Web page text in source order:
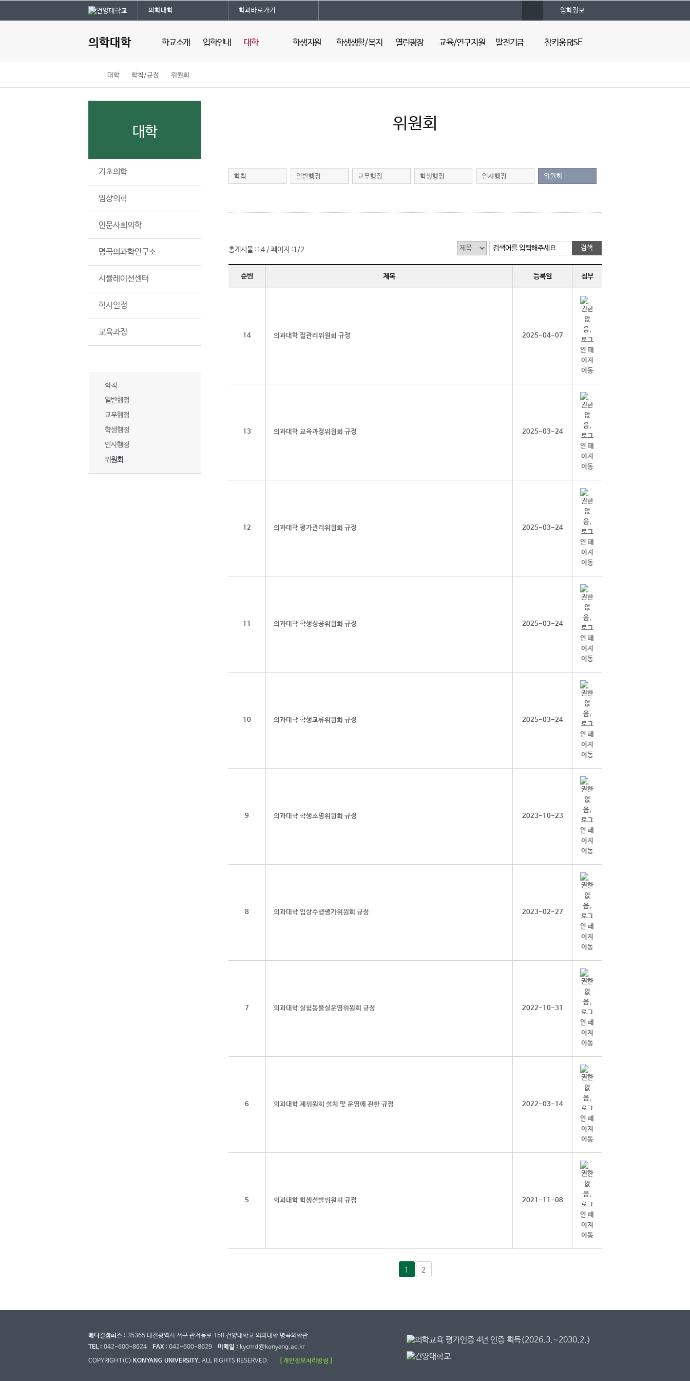
의학대학 학과바로가기 입학정보
의학대학 학교소개
의과대학 소개
조직안내
캠퍼스안내
입학안내
진로체험
대학
임상의학
학생지원
학생상담
학생생활/복지
장학제도
열린광장
의대소식
언론속의 건양
교육/연구지원
교수개발프로그램
발전기금
기부자 예우
참키움 RISE
의대혁신지원사업 소개
페
이
대학 학칙/규정 위원회
대학
기초의학
임상의학
인문사회의학
명곡의과학연구소
시뮬레이션센터
학사일정
교육과정
학칙
일반행정
교무행정
학생행정
인사행정
위원회
위원회
학칙 일반행정 교무행정 학생행정 인사행정 위원회
총게시물 :14 /페이지 :1/2 검색어를 입력해주세요.
순번 제목 등록일 첨부
14 의과대학 질관리위원회 규정 2025-04-07
13 의과대학 교육과정위원회 규정 2025-03-24
12 의과대학 평가관리위원회 규정 2025-03-24
11 의과대학 학생성공위원회 규정 2025-03-24
10 의과대학 학생교류위원회 규정 2025-03-24
9 의과대학 학생소명위원회 규정 2023-10-23
8 의과대학 임상수행평가위원회 규정 2023-02-27
7 의과대학 실험동물실운영위원회 규정 2022-10-31
6 의과대학 제위원회 설치 및 운영에 관한 규정 2022-03-14
5 의과대학 학생선발위원회 규정 2021-11-08
1 2
메디컬캠퍼스 : 35365 대전광역시 서구 관저동로 158 건양대학교 의과대학 명곡의학관
TEL : 042-600-8624 FAX : 042-600-8629 이메일 : kycmd@konyang.ac.kr
COPYRIGHT(C) KONYANG UNIVERSITY. ALL RIGHTS RESERVED. [ 개인정보처리방침 ]